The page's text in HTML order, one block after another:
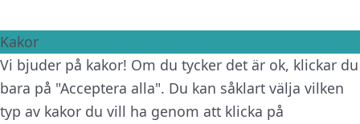
Kakor
Vi bjuder på kakor! Om du tycker det är ok, klickar du
bara på "Acceptera alla". Du kan såklart välja vilken
typ av kakor du vill ha genom att klicka på